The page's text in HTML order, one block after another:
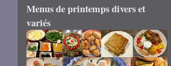
Menus de printemps divers et
variés